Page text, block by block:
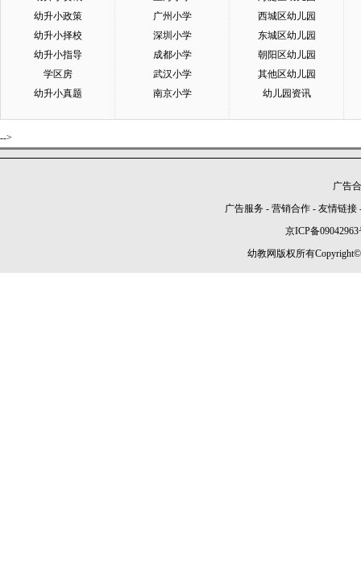
幼升小政策
幼升小择校
幼升小指导
学区房
幼升小真题
广州小学
深圳小学
成都小学
武汉小学
南京小学
西城区幼儿园
东城区幼儿园
朝阳区幼儿园
其他区幼儿园
幼儿园资讯
-->
广告
广告服务 - 营销合作 - 友情链接
京ICP备09042963
幼教网版权所有